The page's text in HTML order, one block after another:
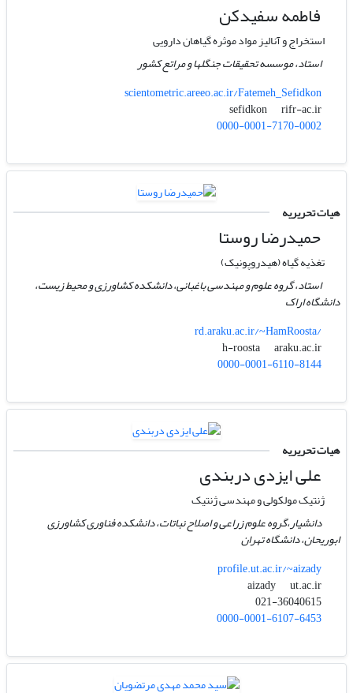
فاطمه سفیدکن
استخراج و آنالیز مواد موثره گیاهان دارویی
استاد، موسسه تحقیقات جنگلها و مراتع کشور
scientometric.areeo.ac.ir/Fatemeh_Sefidkon
sefidkon
rifr-ac.ir
0000-0001-7170-0002
هیات تحریریه
حمیدرضا روستا
تغذیه گیاه (هیدروپونیک)
استاد، گروه علوم و مهندسی باغبانی، دانشکده کشاورزی و محیط زیست،
دانشگاه اراک
rd.araku.ac.ir/~HamRoosta/
h-roosta
araku.ac.ir
0000-0001-6110-8144
هیات تحریریه
علی ایزدی دربندی
ژنتیک مولکولی و مهندسی ژنتیک
دانشیار،گروه علوم زراعی و اصلاح نباتات، دانشکده فناوری کشاورزی
ابوریحان، دانشگاه تهران
profile.ut.ac.ir/~aizady
aizady
ut.ac.ir
021-36040615
0000-0001-6107-6453